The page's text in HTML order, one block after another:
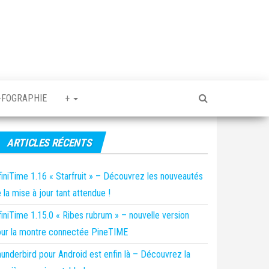
+
ARTICLES RÉCENTS
1.16 « Starfruit » – Découvrez les nouveautés
la mise à jour tant attendue !
1.15.0 « Ribes rubrum » – nouvelle version
la montre connectée PineTIME
pour Android est enfin là – Découvrez la